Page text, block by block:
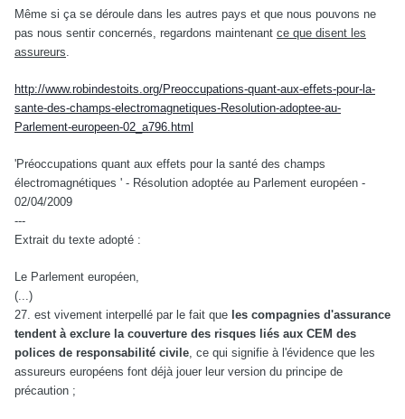
Même si ça se déroule dans les autres pays et que nous pouvons ne
pas nous sentir concernés, regardons maintenant ce que disent les
assureurs
http://www.robindestoits.org/Preoccupations-quant-aux-effets-pour-la-
sante-des-champs-electromagnetiques-Resolution-adoptee-au-
Parlement-europeen-02_a796.html
'Préoccupations quant aux effets pour la santé des champs
électromagnétiques ' - Résolution adoptée au Parlement européen -
02/04/2009
---
Extrait du texte adopté :
Le Parlement européen,
(...)
27. est vivement interpellé par le fait que les compagnies d'assurance
tendent à exclure la couverture des risques liés aux CEM des
polices de responsabilité civile , ce qui signifie à l'évidence que les
assureurs européens font déjà jouer leur version du principe de
précaution ;